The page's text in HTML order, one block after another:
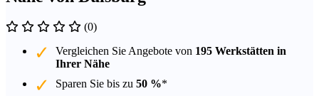
(0)
Vergleichen Sie Angebote von 195 Werkstätten in
Ihrer Nähe
Sparen Sie bis zu 50 %*